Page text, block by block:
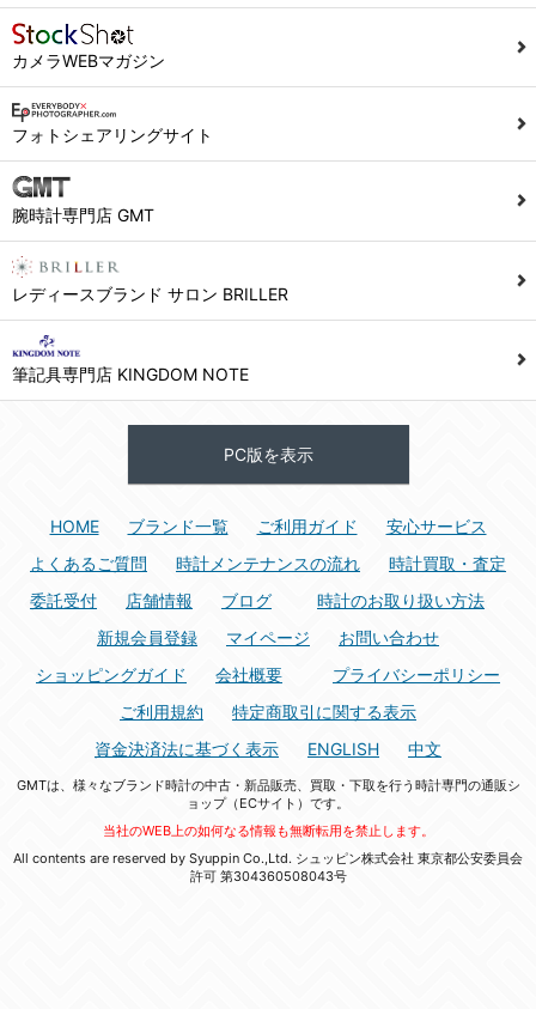
カメラWEBマガジン
フォトシェアリングサイト
腕時計専門店 GMT
レディースブランド サロン BRILLER
筆記具専門店 KINGDOM NOTE
PC版を表示
HOME ブランド一覧 ご利用ガイド
安心サービス
よくあるご質問
時計メンテナンスの流れ
時計買取・査定
委託受付
店舗情報 ブログ
時計のお取り扱い方法
新規会員登録
マイページ
お問い合わせ
ショッピングガイド
会社概要
プライバシーポリシー
ご利用規約
特定商取引に関する表示
資金決済法に基づく表示
ENGLISH 中文
GMTは、様々なブランド時計の中古・新品販売、買取・下取を行う時計専門の通販シ
ョップ（ECサイト）です。
当社のWEB上の如何なる情報も無断転用を禁止します。
All contents are reserved by Syuppin Co.,Ltd. シュッピン株式会社 東京都公安委員会
許可 第304360508043号